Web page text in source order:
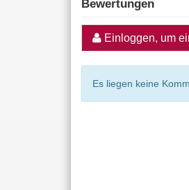
Bewertungen
Einloggen, um
Es liegen keine